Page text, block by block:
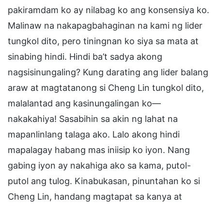
pakiramdam ko ay nilabag ko ang konsensiya ko.
Malinaw na nakapagbahaginan na kami ng lider
tungkol dito, pero tiningnan ko siya sa mata at
sinabing hindi. Hindi ba’t sadya akong
nagsisinungaling? Kung darating ang lider balang
araw at magtatanong si Cheng Lin tungkol dito,
malalantad ang kasinungalingan ko—
nakakahiya! Sasabihin sa akin ng lahat na
mapanlinlang talaga ako. Lalo akong hindi
mapalagay habang mas iniisip ko iyon. Nang
gabing iyon ay nakahiga ako sa kama, putol-
putol ang tulog. Kinabukasan, pinuntahan ko si
Cheng Lin, handang magtapat sa kanya at